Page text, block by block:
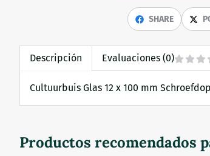
SHARE
Descripción Evaluaciones (0)
Cultuurbuis Glas 12 x 100 mm Schroefdop
Productos recomendados